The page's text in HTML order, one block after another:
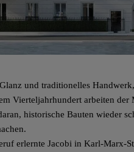
und traditionelles
Vierteljahrhundert arbeiten der
historische Bauten wieder
erlernte Jacobi in Karl-Marx-